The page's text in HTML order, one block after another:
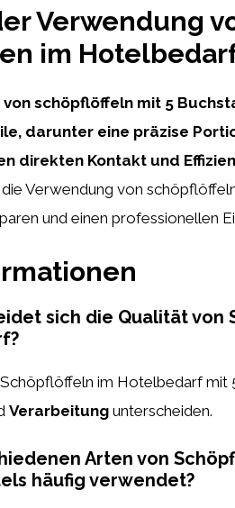
Verwendung
im
von schöpflöffeln mit 5
darunter eine präzise
direkten Kontakt und
Verwendung von
und einen professionellen
sich die Qualität von
im Hotelbedarf mit
Verarbeitung unterscheiden.
Arten von
häufig verwendet?